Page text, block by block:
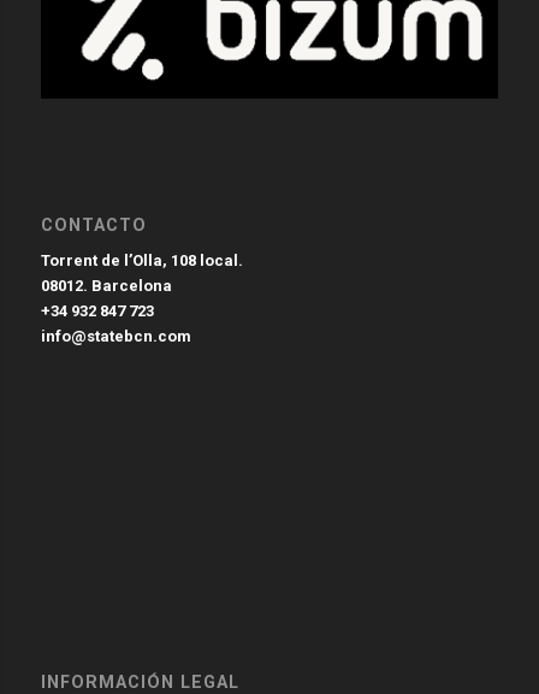
CONTACTO
Torrent de l’Olla, 108 local.
08012. Barcelona
+34 932 847 723
info@statebcn.com
INFORMACIÓN LEGAL